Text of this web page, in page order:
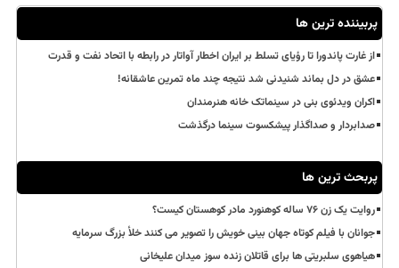
پربیننده ترین ها
از غارت پاندورا تا رؤیای تسلط بر ایران اخطار آواتار در رابطه با اتحاد نفت و قدرت
عشق در دل بماند شنیدنی شد نتیجه چند ماه تمرین عاشقانه!
اکران ویدئوی بنی در سینماتک خانه هنرمندان
صدابردار و صداگذار پیشکسوت سینما درگذشت
پربحث ترین ها
روایت یک زن ۷۶ ساله کوهنورد مادر کوهستان کیست؟
جوانان با فیلم کوتاه جهان بینی خویش را تصویر می کنند خلأ بزرگ سرمایه
هیاهوی سلبریتی ها برای قاتلان زنده سوز میدان علیخانی